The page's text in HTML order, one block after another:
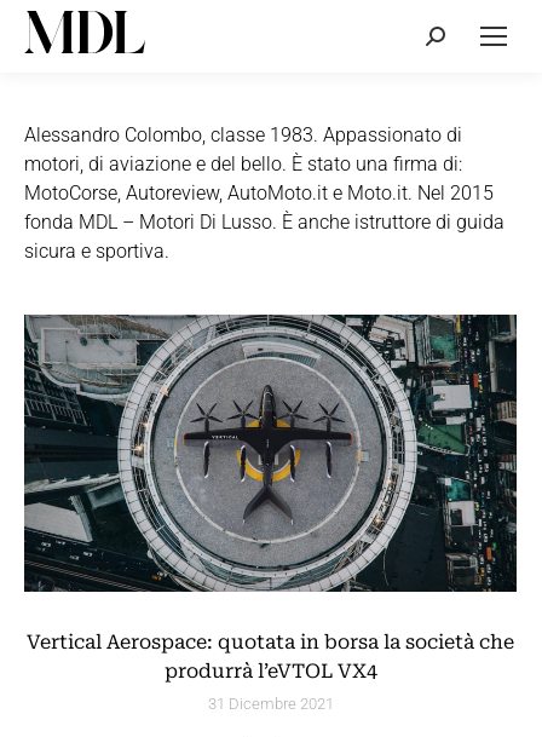
Cerca:
Alessandro Colombo, classe 1983. Appassionato di
motori, di aviazione e del bello. È stato una firma di:
MotoCorse, Autoreview, AutoMoto.it e Moto.it. Nel 2015
fonda MDL – Motori Di Lusso. È anche istruttore di guida
sicura e sportiva.
Vertical Aerospace: quotata in borsa la società che
produrrà l’eVTOL VX4
31 Dicembre 2021